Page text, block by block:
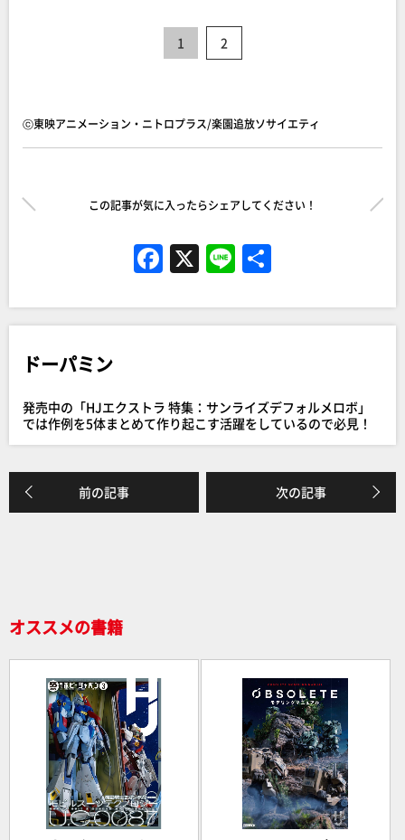
1 2
ⓒ東映アニメーション・ニトロプラス/楽園追放ソサイエティ
この記事が気に入ったらシェアしてください！
F
c
o
o
k
X Li
e
ドーパミン
発売中の「HJエクストラ 特集：サンライズデフォルメロボ」
では作例を5体まとめて作り起こす活躍をしているので必見！
前の記事 次の記事
オススメの書籍